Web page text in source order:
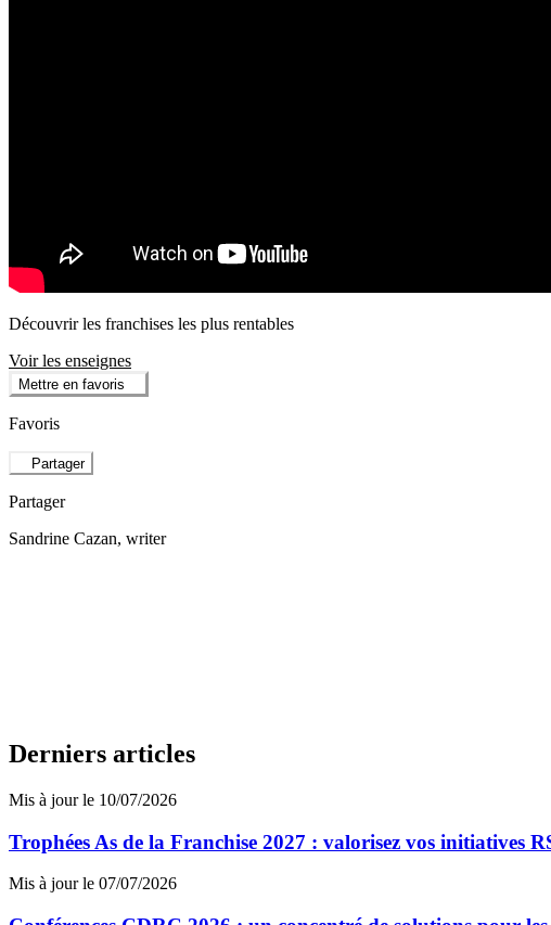
Découvrir les franchises les plus rentables
Voir les enseignes
Mettre en favoris
Favoris
Partager
Partager
Sandrine Cazan, writer
Derniers articles
Mis à jour le 10/07/2026
Trophées As de la Franchise 2027 : valorisez vos initiatives
Mis à jour le 07/07/2026